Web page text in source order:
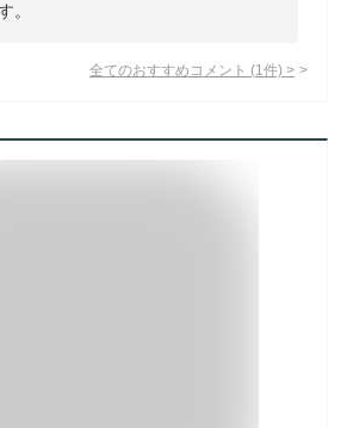
。
全てのおすすめコメント (1 件) >